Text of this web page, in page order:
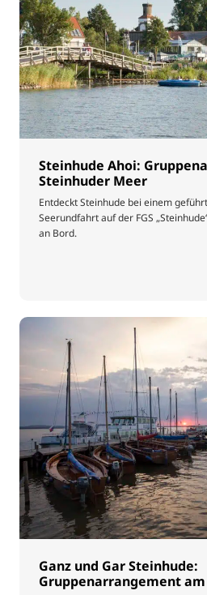
Steinhude Ahoi:
Steinhuder Meer
Entdeckt Steinhude bei einem
Seerundfahrt auf der FGS
an Bord.
Ganz und Gar Steinhude:
Gruppenarrangement